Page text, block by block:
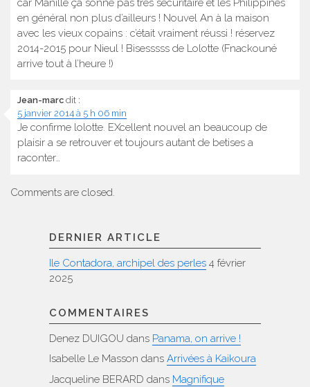
en général non plus d’ailleurs ! Nouvel An à la maison
avec les vieux copains : c’était vraiment réussi ! réservez
2014-2015 pour Nieul ! Bisesssss de Lolotte (Fnackouné
arrive tout à l’heure !)
Jean-marc dit :
5 janvier 2014 à 5 h 06 min
Je confirme lolotte. EXcellent nouvel an beaucoup de
plaisir a se retrouver et toujours autant de betises a
raconter…
Comments are closed.
DERNIER ARTICLE
Ile Contadora, archipel des perles 4 février
2025
COMMENTAIRES
Denez DUIGOU dans Panama, on arrive !
Isabelle Le Masson dans Arrivées à Kaikoura
Jacqueline BERARD dans Magnifique